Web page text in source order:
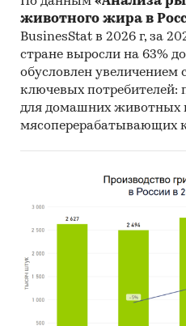
животного жира в
BusinesStat в 2026 г, за
стране выросли на 63%
обусловлен увеличением
ключевых потребителей:
для домашних животных
мясоперерабатывающих